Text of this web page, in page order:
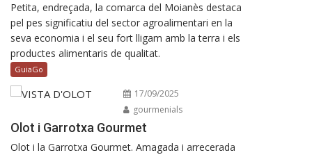
Petita, endreçada, la comarca del Moianès destaca
pel pes significatiu del sector agroalimentari en la
seva economia i el seu fort lligam amb la terra i els
productes alimentaris de qualitat.
GuiaGo
17/09/2025
gourmenials
Olot i Garrotxa Gourmet
Olot i la Garrotxa Gourmet. Amagada i arrecerada